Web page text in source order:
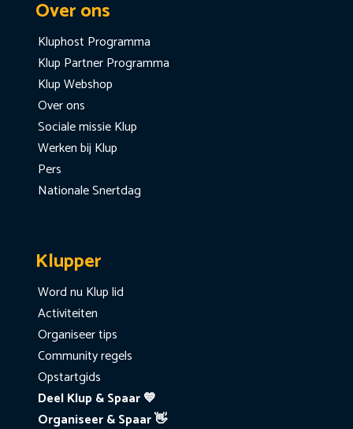
Over ons
Kluphost Programma
Klup Partner Programma
Klup Webshop
Over ons
Sociale missie Klup
Werken bij Klup
Pers
Nationale Snertdag
Klupper
Word nu Klup lid
Activiteiten
Organiseer tips
Community regels
Opstartgids
Deel Klup & Spaar 💙
Organiseer & Spaar 👋